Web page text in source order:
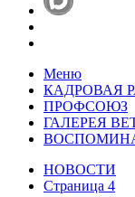
Меню
КАДРОВАЯ
ПРОФСОЮЗ
ГАЛЕРЕЯ
НОВОСТИ
Страница 4